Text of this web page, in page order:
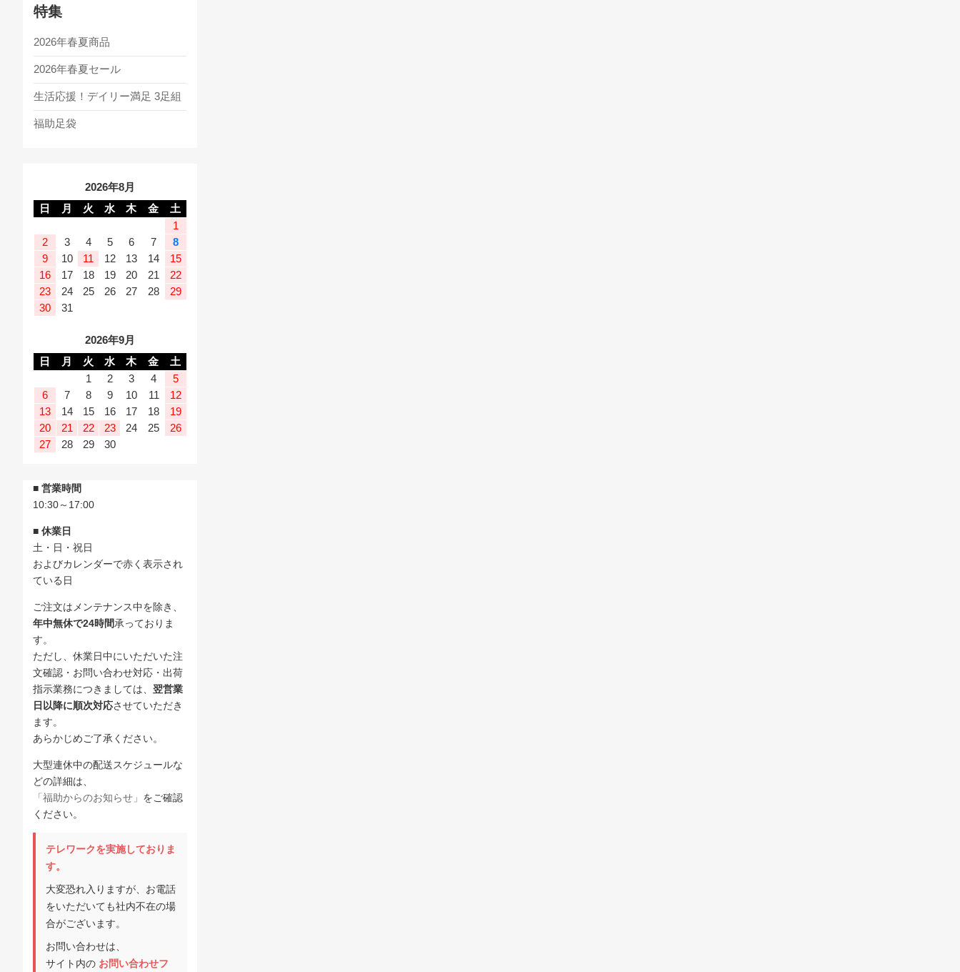
特集
2026年春夏商品
2026年春夏セール
生活応援！デイリー満足 3足組
福助足袋
2026年8月
日
月 火 水 木 金
土
1
2
3 4 5 6 7
8
9
10 11 12 13 14
15
16
17 18 19 20 21
22
23
24 25 26 27 28
29
30
31
2026年9月
日
月 火 水 木 金
土
1
2 3 4
5
6
7 8 9 10 11
12
13
14 15 16 17 18
19
20
21 22 23 24 25
26
27
28 29 30
■ 営業時間
10:30～17:00
■ 休業日
土・日・祝日
およびカレンダーで赤く表示され
ている日
ご注文はメンテナンス中を除き、
年中無休で24時間承っておりま
す。
ただし、休業日中にいただいた注
文確認・お問い合わせ対応・出荷
指示業務につきましては、 翌営業
日以降に順次対応させていただき
ます。
あらかじめご了承ください。
大型連休中の配送スケジュールな
どの詳細は、
「福助からのお知らせ」 をご確認
ください。
テレワークを実施しておりま
す。
大変恐れ入りますが、お電話
をいただいても社内不在の場
合がございます。
お問い合わせは、
サイト内の お問い合わせフ